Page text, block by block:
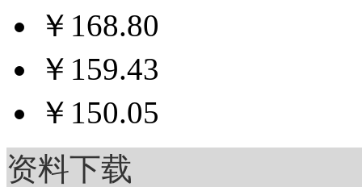
￥168.80
￥159.43
￥150.05
资料下载